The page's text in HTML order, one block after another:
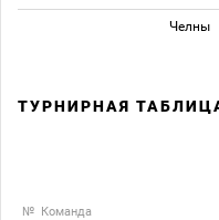
Челны
ТУРНИРНАЯ
№ Команда